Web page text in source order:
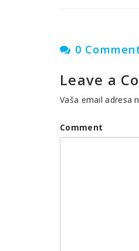
0
Leave a
Vaša email adresa
Comment